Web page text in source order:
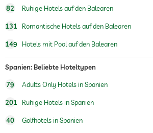
82 Ruhige Hotels auf den Balearen
131 Romantische Hotels auf den Balearen
149 Hotels mit Pool auf den Balearen
Spanien: Beliebte Hoteltypen
79 Adults Only Hotels in Spanien
201 Ruhige Hotels in Spanien
40 Golfhotels in Spanien